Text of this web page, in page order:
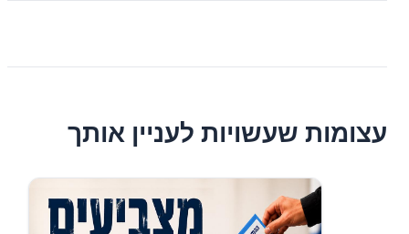
עצומות שעשויות לעניין אותך